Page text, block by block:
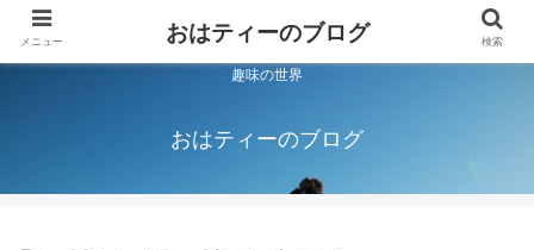
趣味の世界
おはティーのブログ
メニュー おはティーのブログ 検索